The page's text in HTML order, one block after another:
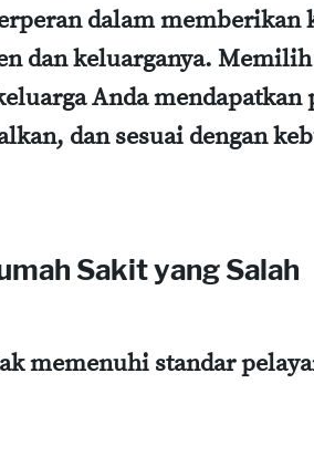
dalam memberikan
dan keluarganya.
Anda mendapatkan
dan sesuai dengan
Sakit yang Salah
memenuhi standar